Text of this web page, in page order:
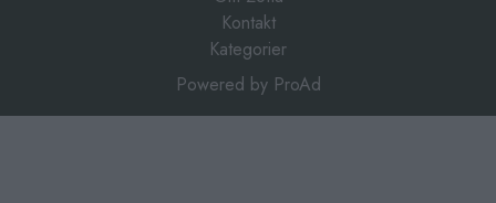
Kontakt
Kategorier
Powered by ProAd